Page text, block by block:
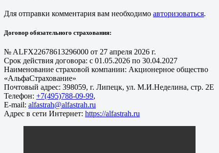
Для отправки комментария вам необходимо авторизоваться.
Договор обязательного страхования:
№ ALFX22678613296000 от 27 апреля 2026 г.
Срок действия договора: с 01.05.2026 по 30.04.2027
Наименование страховой компании: Акционерное общество
«АльфаСтрахование»
Почтовый адрес: 398059, г. Липецк, ул. М.И.Неделина, стр. 2Е
Телефон: +7(495)788-09-99,
E-mail: alfastrah@alfastrah.ru
Адрес в сети Интернет: https://alfastrah.ru